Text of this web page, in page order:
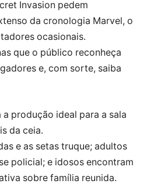
Invasion pedem
da cronologia Marvel, o
ocasionais.
que o público reconheça
e, com sorte, saiba
produção ideal para a sala
da ceia.
e as setas truque; adultos
policial; e idosos encontram
sobre família reunida.